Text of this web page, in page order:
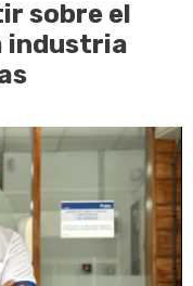
sobre el
industria